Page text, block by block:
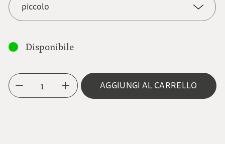
piccolo
grande
Disponibile
1 AGGIUNGI AL CARRELLO